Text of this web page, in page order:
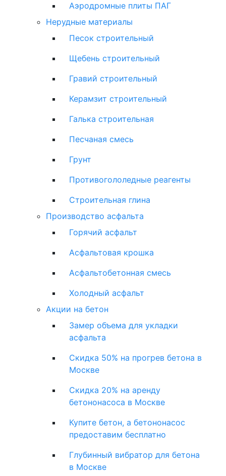
Аэродромные плиты ПАГ
Нерудные материалы
Песок строительный
Щебень строительный
Гравий строительный
Керамзит строительный
Галька строительная
Песчаная смесь
Грунт
Противогололедные реагенты
Строительная глина
Производство асфальта
Горячий асфальт
Асфальтовая крошка
Асфальтобетонная смесь
Холодный асфальт
Акции на бетон
Замер объема для укладки
асфальта
Скидка 50% на прогрев бетона в
Москве
Скидка 20% на аренду
бетононасоса в Москве
Купите бетон, а бетононасос
предоставим бесплатно
Глубинный вибратор для бетона
в Москве